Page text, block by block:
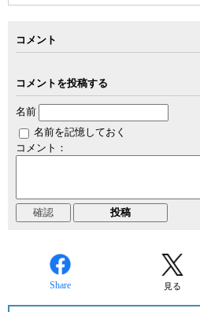
コメント
コメントを投稿する
名前
名前を記憶しておく
コメント：
Share 見る